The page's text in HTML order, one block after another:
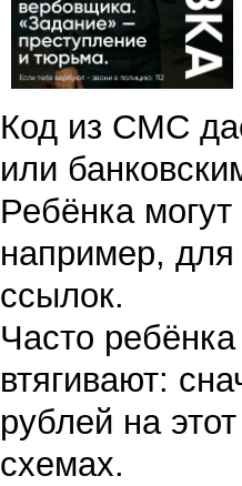
Код из СМС
или
Ребёнка
например,
ссылок.
Часто
втягивают:
рублей на
схемах.